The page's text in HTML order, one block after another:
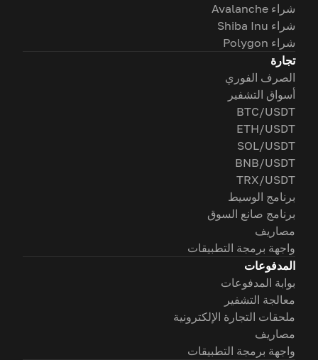
شراء Avalanche
شراء Shiba Inu
شراء Polygon
تجارة
الصرف الفوري
أسواق التشفير
BTC/USDT
ETH/USDT
SOL/USDT
BNB/USDT
TRX/USDT
برنامج الوسيط
برنامج صانع السوق
مصاريف
واجهة برمجة التطبيقات
المدفوعات
بوابة المدفوعات
معالجة التشفير
ملحقات التجارة الإلكترونية
مصاريف
واجهة برمجة التطبيقات